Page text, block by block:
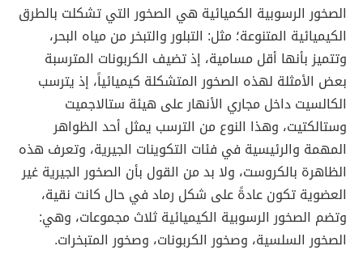
الصخور الرسوبية الكميائية هي الصخور التي تشكلت بالطرق
الكيميائية المتنوعة؛ مثل: التبلور والتبخر من مياه البحر،
وتتميز بأنها أقل مسامية، إذ تضيف الكربونات المترسبة
بعض الأمثلة لهذه الصخور المتشكلة كيميائياً، إذ يترسب
الكالسيت داخل مجاري الأنهار على هيئة ستالاجميت
وستالكتيت، وهذا النوع من الترسب يمثل أحد الظواهر
المهمة والرئيسية في فئات التكوينات الجيرية، وتعرف هذه
الظاهرة بالكروست، ولا بد من القول بأن الصخور الجيرية غير
العضوية تكون عادةً على شكل رماد في حال كانت نقية،
وتضم الصخور الرسوبية الكيميائية ثلاث مجموعات، وهي:
الصخور السلسية، وصخور الكربونات، وصخور المتبخرات.